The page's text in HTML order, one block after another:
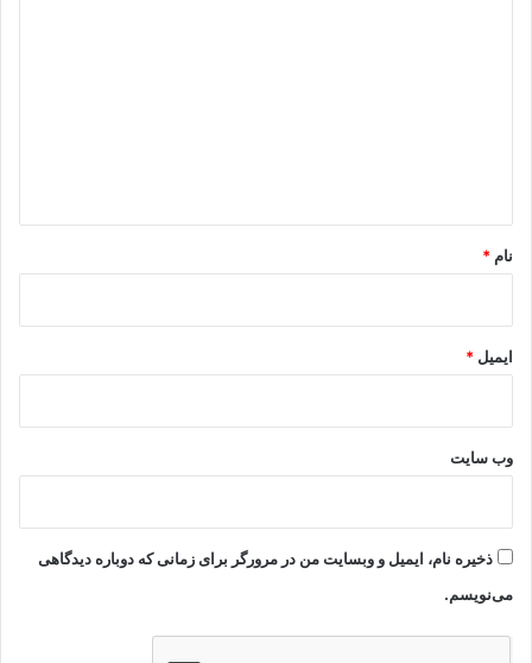
نام *
ایمیل *
وب‌ سایت
ذخیره نام، ایمیل و وبسایت من در مرورگر برای زمانی که دوباره دیدگاهی
می‌نویسم.